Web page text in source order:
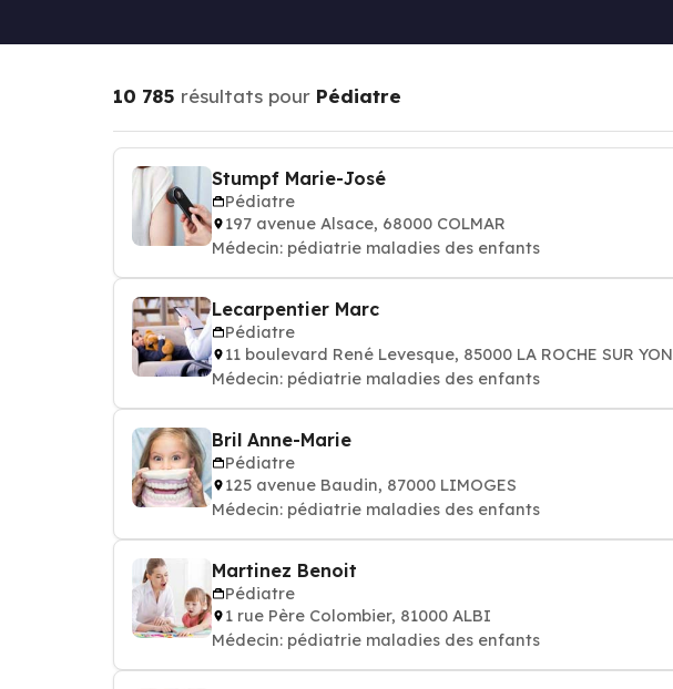
10 785 résultats pour Pédiatre
Stumpf Marie-José
Pédiatre
197 avenue Alsace, 68000 COLMAR
Médecin: pédiatrie maladies des enfants
Lecarpentier Marc
Pédiatre
11 boulevard René Levesque, 85000 LA ROCHE SUR YON
Médecin: pédiatrie maladies des enfants
Bril Anne-Marie
Pédiatre
125 avenue Baudin, 87000 LIMOGES
Médecin: pédiatrie maladies des enfants
Martinez Benoit
Pédiatre
1 rue Père Colombier, 81000 ALBI
Médecin: pédiatrie maladies des enfants